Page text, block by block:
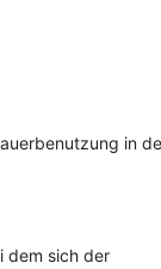
in
dem sich der